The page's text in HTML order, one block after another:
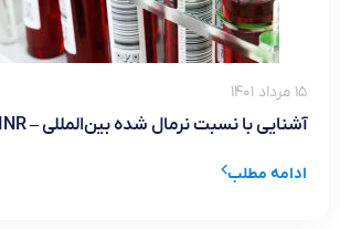
۱۵ مرداد ۱۴۰۱
آشنایی با نسبت نرمال شده بین‌المللی – INR
ادامه مطلب